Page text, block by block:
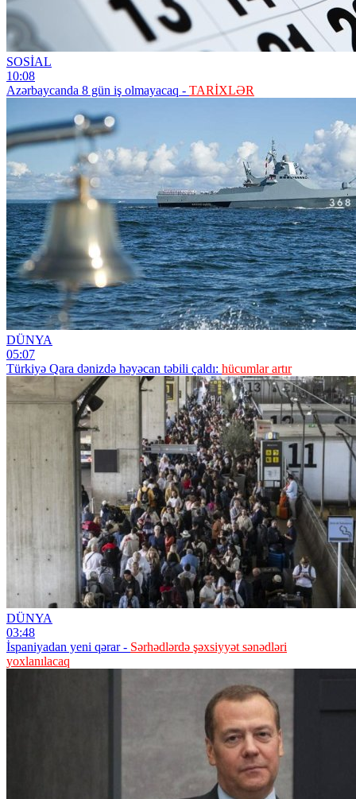
SOSİAL
10:08
Azərbaycanda 8 gün iş olmayacaq - TARİXLƏR
DÜNYA
05:07
Türkiyə Qara dənizdə həyəcan təbili çaldı: hücumlar artır
DÜNYA
03:48
İspaniyadan yeni qərar - Sərhədlərdə şəxsiyyət sənədləri
yoxlanılacaq